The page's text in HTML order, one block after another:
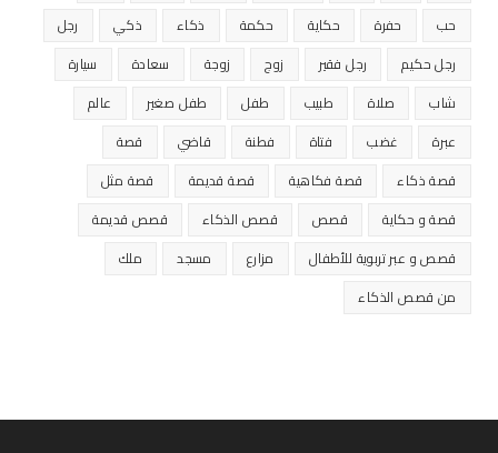
حب
حفرة حكاية حكمة ذكاء ذكي
رجل
رجل حكيم
رجل فقير زوج زوجة سعادة
سيارة
شاب
صلاة طبيب طفل طفل صغير
عالم
عبرة
غضب فتاة فطنة قاضي
قصة
قصة ذكاء
قصة فكاهية قصة قديمة
قصة مثل
قصة و حكاية
قصص قصص الذكاء
قصص قديمة
قصص و عبر تربوية للأطفال
مزارع مسجد
ملك
من قصص الذكاء